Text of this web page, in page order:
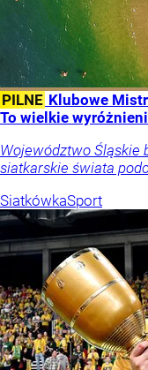
PILNE Klubowe
To wielkie
Województwo Śląskie
siatkarskie świata
SiatkówkaSport